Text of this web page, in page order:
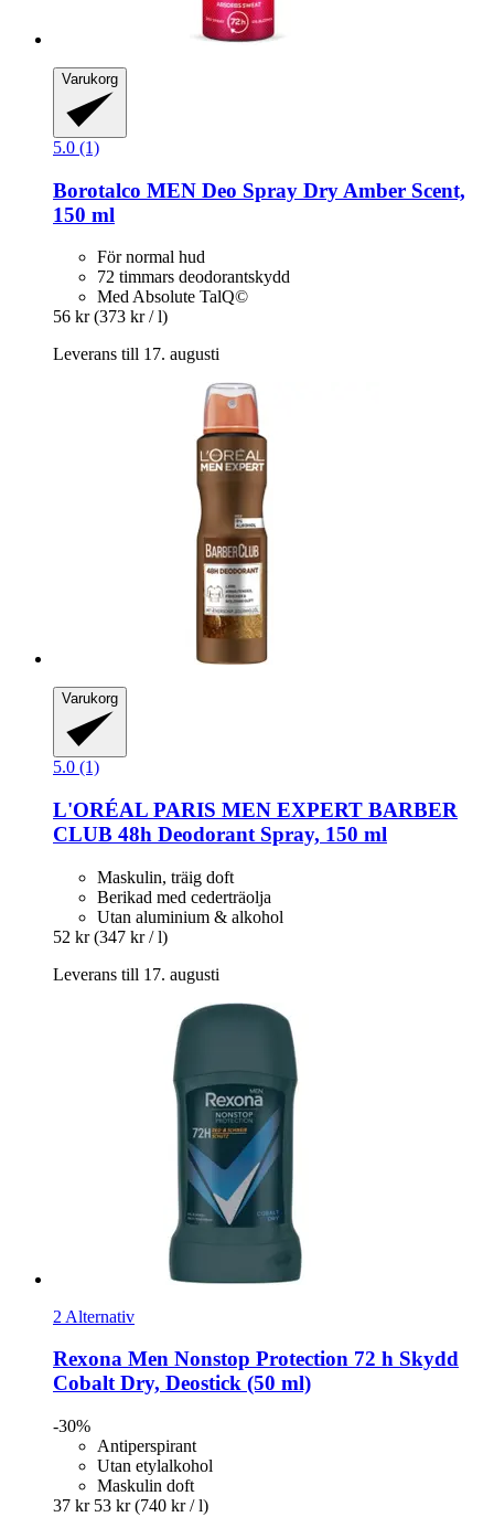
Varukorg
5.0 (1)
Borotalco MEN Deo Spray Dry Amber Scent,
150 ml
För normal hud
72 timmars deodorantskydd
Med Absolute TalQ©
56 kr (373 kr / l)
Leverans till 17. augusti
Varukorg
5.0 (1)
L'ORÉAL PARIS MEN EXPERT BARBER
CLUB 48h Deodorant Spray, 150 ml
Maskulin, träig doft
Berikad med cederträolja
Utan aluminium & alkohol
52 kr (347 kr / l)
Leverans till 17. augusti
2 Alternativ
Rexona Men Nonstop Protection 72 h Skydd
Cobalt Dry, Deostick (50 ml)
-30%
Antiperspirant
Utan etylalkohol
Maskulin doft
37 kr 53 kr (740 kr / l)